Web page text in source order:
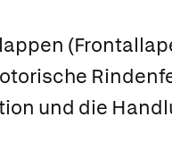
(
und die